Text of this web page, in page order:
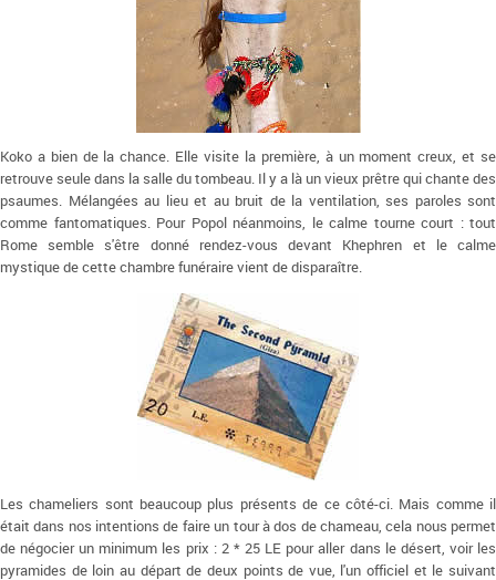
Koko a bien de la chance. Elle visite la première, à un moment creux, et se
retrouve seule dans la salle du tombeau. Il y a là un vieux prêtre qui chante des
psaumes. Mélangées au lieu et au bruit de la ventilation, ses paroles sont
comme fantomatiques. Pour Popol néanmoins, le calme tourne court : tout
Rome semble s'être donné rendez-vous devant Khephren et le calme
mystique de cette chambre funéraire vient de disparaître.
Les chameliers sont beaucoup plus présents de ce côté-ci. Mais comme il
était dans nos intentions de faire un tour à dos de chameau, cela nous permet
de négocier un minimum les prix : 2 * 25 LE pour aller dans le désert, voir les
pyramides de loin au départ de deux points de vue, l'un officiel et le suivant